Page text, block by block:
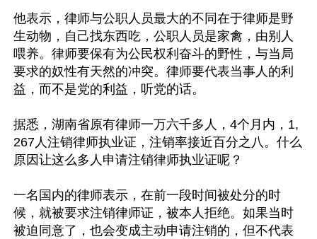
他表示，律师与公职人员最大的不同在于律师是野
生动物，自己找东西吃，公职人员是家禽，由别人
喂养。律师要保有为公民权利奋斗的野性，与当局
要求的奴性有天然的冲突。律师要代表当事人的利
益，而不是党的利益，听党的话。
据悉，湖南省原有律师一万六千多人，4个月内，1,
267人注销律师执业证，注销率接近百分之八。什么
原因让这么多人申请注销律师执业证呢？
一名国内的律师表示，在前一段时间被处分的时
候，就被要求注销律师证，被本人拒绝。如果当时
被迫同意了，也会变成主动申请注销的，但不代表